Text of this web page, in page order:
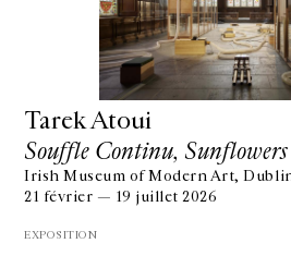
Tarek Atoui
Souffle Continu, Sunflowers
Irish Museum of Modern Art,
21 février — 19 juillet 2026
EXPOSITION